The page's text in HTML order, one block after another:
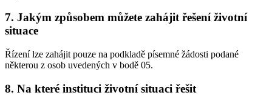
7. Jakým způsobem můžete zahájit řešení životní
situace
Řízení lze zahájit pouze na podkladě písemné žádosti podané
některou z osob uvedených v bodě 05.
8. Na které instituci životní situaci řešit